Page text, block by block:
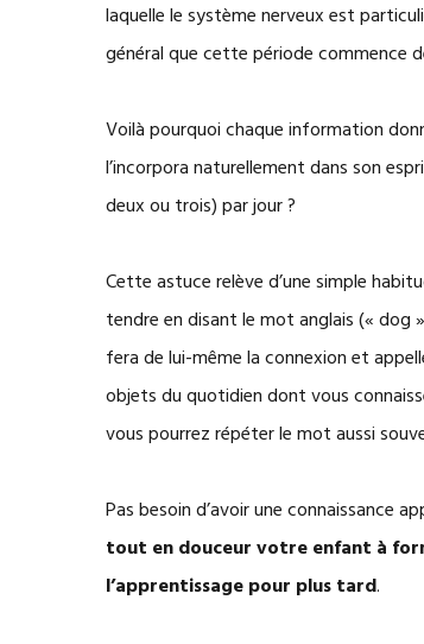
laquelle le système nerveux est
général que cette période commence
Voilà pourquoi chaque information
l’incorpora naturellement dans son
deux ou trois) par jour ?
Cette astuce relève d’une simple
tendre en disant le mot anglais (« dog
fera de lui-même la connexion et
objets du quotidien dont vous
vous pourrez répéter le mot aussi
Pas besoin d’avoir une connaissance
tout en douceur votre enfant à
l’apprentissage pour plus tard.